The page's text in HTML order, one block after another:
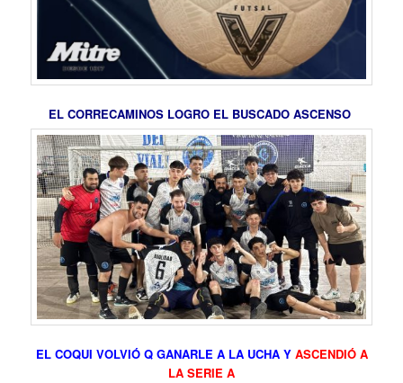
EL CORRECAMINOS LOGRO EL BUSCADO ASCENSO
EL COQUI VOLVIÓ Q GANARLE A LA UCHA Y ASCENDIÓ A
LA SERIE A